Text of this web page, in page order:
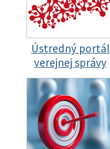
Ústredný portál
verejnej správy